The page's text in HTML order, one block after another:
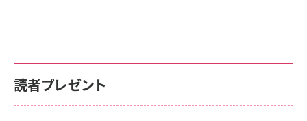
読者プレゼント